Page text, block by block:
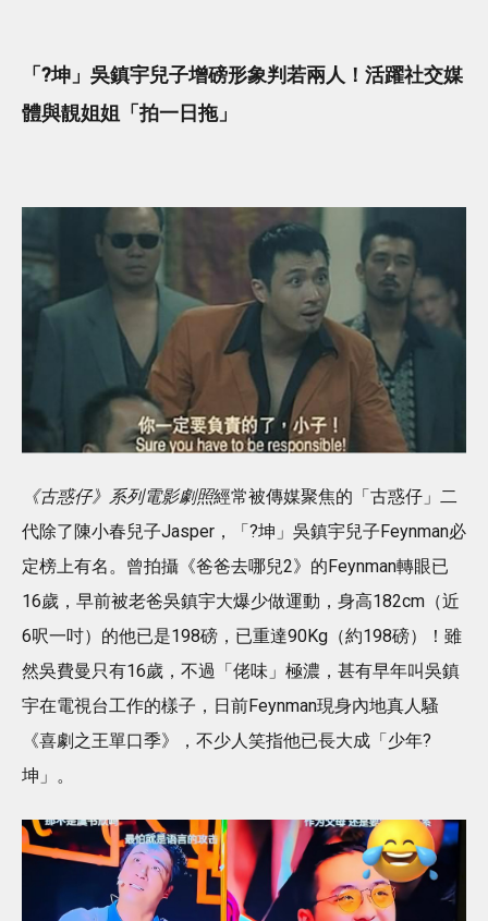
「?坤」吳鎮宇兒子增磅形象判若兩人！活躍社交媒
體與靚姐姐「拍一日拖」
《古惑仔》系列電影劇照經常被傳媒聚焦的「古惑仔」二
代除了陳小春兒子Jasper，「?坤」吳鎮宇兒子Feynman必
定榜上有名。曾拍攝《爸爸去哪兒2》的Feynman轉眼已
16歲，早前被老爸吳鎮宇大爆少做運動，身高182cm（近
6呎一吋）的他已是198磅，已重達90Kg（約198磅）！雖
然吳費曼只有16歲，不過「佬味」極濃，甚有早年叫吳鎮
宇在電視台工作的樣子，日前Feynman現身內地真人騷
《喜劇之王單口季》，不少人笑指他已長大成「少年?
坤」。